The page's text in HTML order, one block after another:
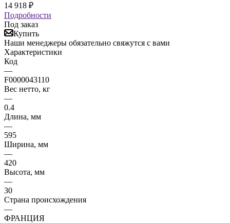
14 918 ₽
Подробности
Под заказ
Купить
Наши менеджеры обязательно свяжутся с вами
Характеристики
Код
—
F0000043110
Вес нетто, кг
—
0.4
Длина, мм
—
595
Ширина, мм
—
420
Высота, мм
—
30
Страна происхождения
—
ФРАНЦИЯ